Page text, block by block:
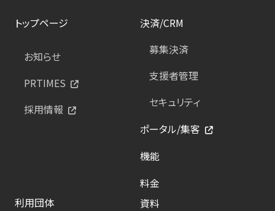
トップページ
お知らせ
PRTIMES
採用情報
決済/CRM
募集決済
支援者管理
セキュリティ
ポータル/集客
機能
料金
利用団体
資料